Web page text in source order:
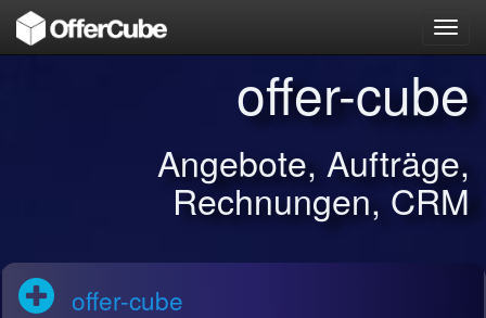
offer-cube
Angebote, Aufträge,
Rechnungen, CRM
offer-cube